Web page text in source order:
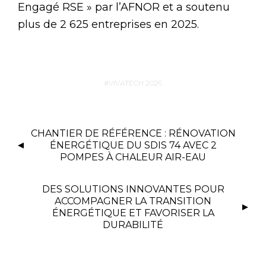
Engagé RSE » par l’AFNOR et a soutenu
plus de 2 625 entreprises en 2025.
VIVATECH 2026
CHANTIER DE RÉFÉRENCE : RÉNOVATION
ÉNERGÉTIQUE DU SDIS 74 AVEC 2
POMPES À CHALEUR AIR-EAU
DES SOLUTIONS INNOVANTES POUR
ACCOMPAGNER LA TRANSITION
ÉNERGÉTIQUE ET FAVORISER LA
DURABILITÉ